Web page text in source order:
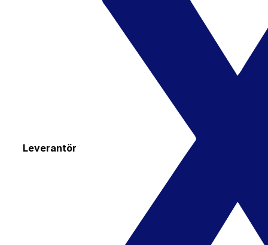
Leverantör